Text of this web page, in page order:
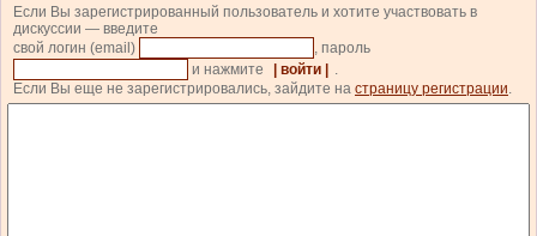
Если Вы зарегистрированный пользователь и хотите участвовать в
дискуссии — введите
свой логин (email)
, пароль
и нажмите
| войти |
.
Если Вы еще не зарегистрировались, зайдите на страницу регистрации.